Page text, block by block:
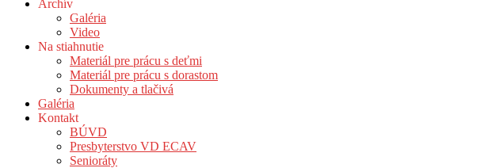
Archív
Galéria
Video
Na stiahnutie
Materiál pre prácu s deťmi
Materiál pre prácu s dorastom
Dokumenty a tlačivá
Galéria
Kontakt
BÚVD
Presbyterstvo VD ECAV
Senioráty